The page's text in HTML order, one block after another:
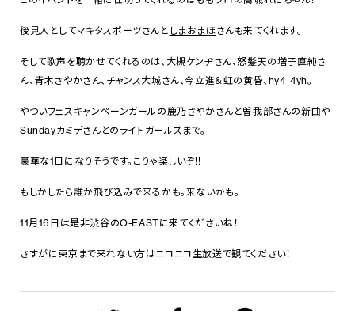
後見人としてマキタスポーツさんと しまおまほさんも来てくれます。
そして歌声を聴かせてくれるのは、大槻ケンヂさん、怒髪天の増子直純さ
ん、青木さやかさん、チャンス大城さん、今立進＆虹の黄昏、 hy4_4yh。
やついフェスキャンペーンガールの鹿乃さやかさんと曽我部さんの新曲や
Sundayカミデさんとのライトガールズまで。
豪華な1日になりそうです。こりゃ楽しいぞ!!
もしかしたら誰か飛び込みで来るかも。来ないかも。
11月16日は是非渋谷のO-EASTに来てくださいね！
さすがに東京まで来れない方はニコニコ生放送で観てください！